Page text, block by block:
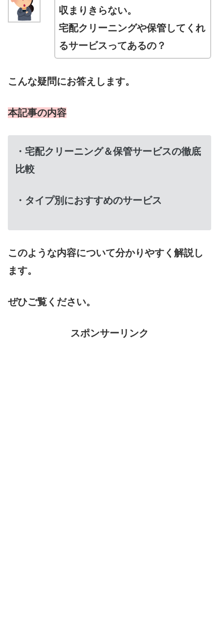
収まりきらない。
宅配クリーニングや保管してくれ
るサービスってあるの？
こんな疑問にお答えします。
本記事の内容
・宅配クリーニング＆保管サービスの徹底
比較
・タイプ別におすすめのサービス
このような内容について分かりやすく解説し
ます。
ぜひご覧ください。
スポンサーリンク